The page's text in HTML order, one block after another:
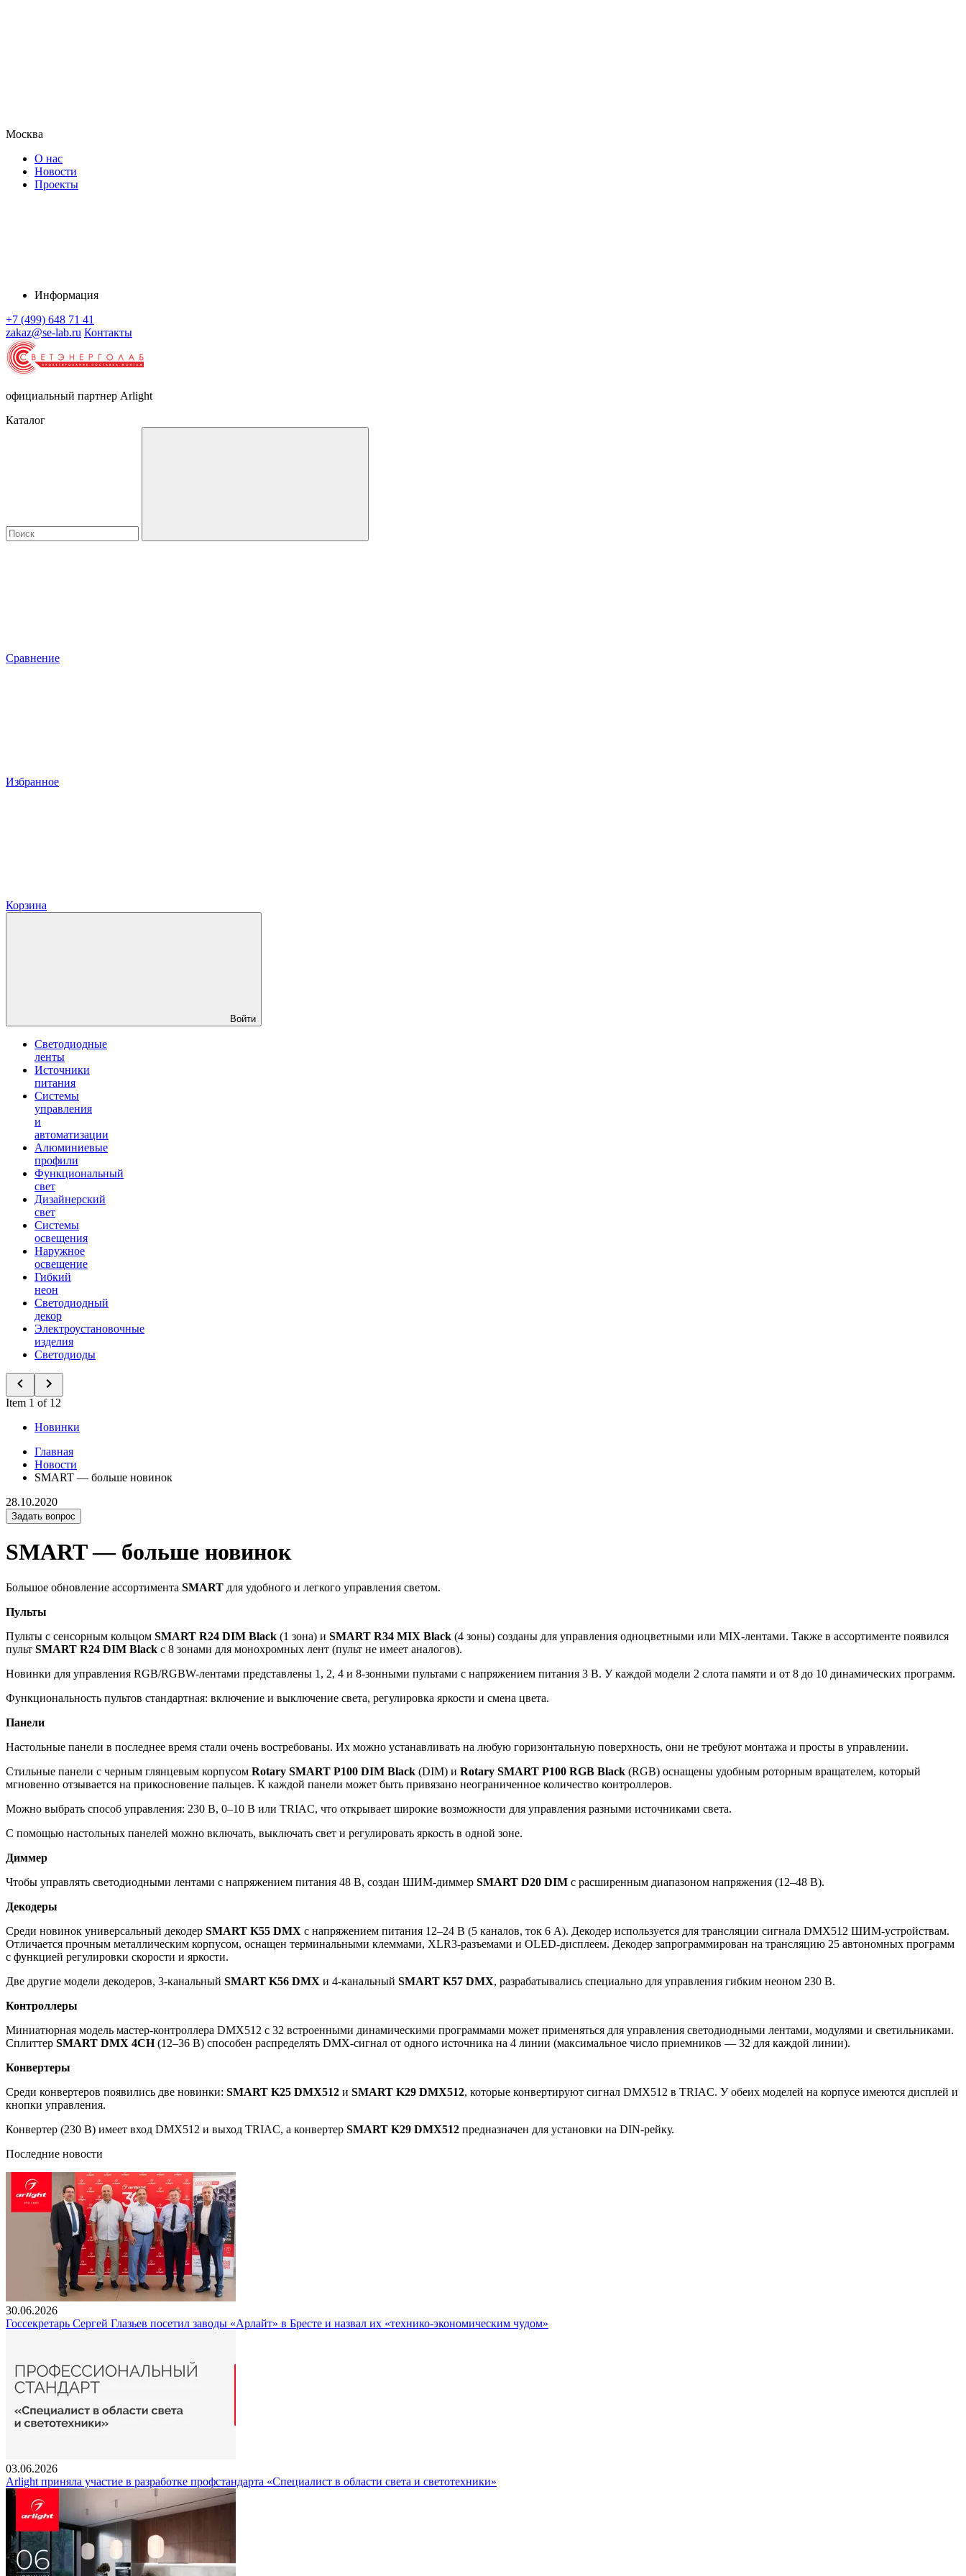
Москва
О нас
Новости
Проекты
Информация
+7 (499) 648 71 41
zakaz@se-lab.ru Контакты
официальный партнер Arlight
Каталог
Сравнение
Избранное
Корзина
Войти
Светодиодные
ленты
Источники
питания
Системы
управления
и
автоматизации
Алюминиевые
профили
Функциональный
свет
Дизайнерский
свет
Системы
освещения
Наружное
освещение
Гибкий
неон
Светодиодный
декор
Электроустановочные
изделия
Светодиоды
Item 1 of 12
Новинки
Главная
Новости
SMART — больше новинок
28.10.2020
Задать вопрос
SMART — больше новинок
Большое обновление ассортимента SMART для удобного и легкого управления светом.
Пульты
Пульты с сенсорным кольцом SMART R24 DIM Black (1 зона) и SMART R34 MIX Black (4 зоны) созданы для управления одноцветными или MIX-лентами. Также в ассортименте появился
пульт SMART R24 DIM Black с 8 зонами для монохромных лент (пульт не имеет аналогов).
Новинки для управления RGB/RGBW-лентами представлены 1, 2, 4 и 8-зонными пультами с напряжением питания 3 В. У каждой модели 2 слота памяти и от 8 до 10 динамических программ.
Функциональность пультов стандартная: включение и выключение света, регулировка яркости и смена цвета.
Панели
Настольные панели в последнее время стали очень востребованы. Их можно устанавливать на любую горизонтальную поверхность, они не требуют монтажа и просты в управлении.
Стильные панели с черным глянцевым корпусом Rotary SMART P100 DIM Black (DIM) и Rotary SMART P100 RGB Black (RGB) оснащены удобным роторным вращателем, который
мгновенно отзывается на прикосновение пальцев. К каждой панели может быть привязано неограниченное количество контроллеров.
Можно выбрать способ управления: 230 В, 0–10 В или TRIAC, что открывает широкие возможности для управления разными источниками света.
С помощью настольных панелей можно включать, выключать свет и регулировать яркость в одной зоне.
Диммер
Чтобы управлять светодиодными лентами с напряжением питания 48 В, создан ШИМ-диммер SMART D20 DIM с расширенным диапазоном напряжения (12–48 В).
Декодеры
Среди новинок универсальный декодер SMART K55 DMX с напряжением питания 12–24 В (5 каналов, ток 6 А). Декодер используется для трансляции сигнала DMX512 ШИМ-устройствам.
Отличается прочным металлическим корпусом, оснащен терминальными клеммами, XLR3-разъемами и OLED-дисплеем. Декодер запрограммирован на трансляцию 25 автономных программ
с функцией регулировки скорости и яркости.
Две другие модели декодеров, 3-канальный SMART K56 DMX и 4-канальный SMART K57 DMX, разрабатывались специально для управления гибким неоном 230 В.
Контроллеры
Миниатюрная модель мастер-контроллера DMX512 с 32 встроенными динамическими программами может применяться для управления светодиодными лентами, модулями и светильниками.
Сплиттер SMART DMX 4CH(12–36 В) способен распределять DMX-сигнал от одного источника на 4 линии (максимальное число приемников — 32 для каждой линии).
Конвертеры
Среди конвертеров появились две новинки: SMART K25 DMX512 и SMART K29 DMX512, которые конвертируют сигнал DMX512 в TRIAC. У обеих моделей на корпусе имеются дисплей и
кнопки управления.
Конвертер (230 В) имеет вход DMX512 и выход TRIAC, а конвертер SMART K29 DMX512 предназначен для установки на DIN-рейку.
Последние новости
30.06.2026
Госсекретарь Сергей Глазьев посетил заводы «Арлайт» в Бресте и назвал их «технико-экономическим чудом»
03.06.2026
Arlight приняла участие в разработке профстандарта «Специалист в области света и светотехники»